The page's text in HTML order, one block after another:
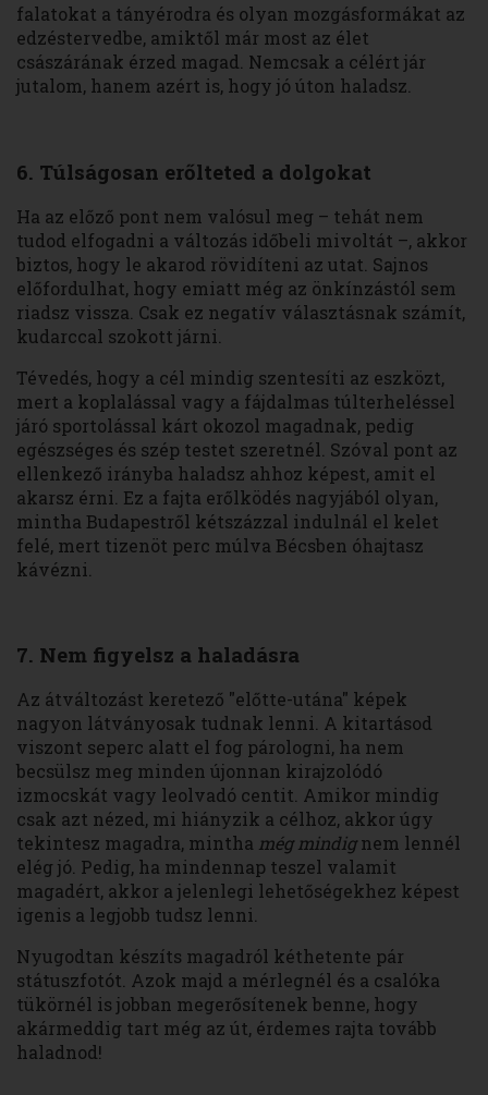
falatokat a tányérodra és olyan mozgásformákat az
edzéstervedbe, amiktől már most az élet
császárának érzed magad. Nemcsak a célért jár
jutalom, hanem azért is, hogy jó úton haladsz.
6. Túlságosan erőlteted a dolgokat
Ha az előző pont nem valósul meg – tehát nem
tudod elfogadni a változás időbeli mivoltát –, akkor
biztos, hogy le akarod rövidíteni az utat. Sajnos
előfordulhat, hogy emiatt még az önkínzástól sem
riadsz vissza. Csak ez negatív választásnak számít,
kudarccal szokott járni.
Tévedés, hogy a cél mindig szentesíti az eszközt,
mert a koplalással vagy a fájdalmas túlterheléssel
járó sportolással kárt okozol magadnak, pedig
egészséges és szép testet szeretnél. Szóval pont az
ellenkező irányba haladsz ahhoz képest, amit el
akarsz érni. Ez a fajta erőlködés nagyjából olyan,
mintha Budapestről kétszázzal indulnál el kelet
felé, mert tizenöt perc múlva Bécsben óhajtasz
kávézni.
7. Nem figyelsz a haladásra
Az átváltozást keretező "előtte-utána" képek
nagyon látványosak tudnak lenni. A kitartásod
viszont seperc alatt el fog párologni, ha nem
becsülsz meg minden újonnan kirajzolódó
izmocskát vagy leolvadó centit. Amikor mindig
csak azt nézed, mi hiányzik a célhoz, akkor úgy
tekintesz magadra, mintha még mindignem lennél
elég jó. Pedig, ha mindennap teszel valamit
magadért, akkor a jelenlegi lehetőségekhez képest
igenis a legjobb tudsz lenni.
Nyugodtan készíts magadról kéthetente pár
státuszfotót. Azok majd a mérlegnél és a csalóka
tükörnél is jobban megerősítenek benne, hogy
akármeddig tart még az út, érdemes rajta tovább
haladnod!